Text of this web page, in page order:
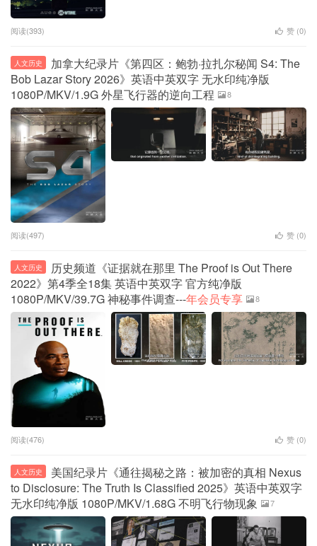
阅读(393) 赞 (0)
人文历史
加拿大纪录片《第四区：鲍勃·拉扎尔秘闻 S4: The
Bob Lazar Story 2026》英语中英双字 无水印纯净版
1080P/MKV/1.9G 外星飞行器的逆向工程
8
阅读(497) 赞 (0)
人文历史
历史频道《证据就在那里 The Proof is Out There
2022》第4季全18集 英语中英双字 官方纯净版
1080P/MKV/39.7G 神秘事件调查---年会员专享 8
阅读(476) 赞 (0)
人文历史
美国纪录片《通往揭秘之路：被加密的真相 Nexus
to Disclosure: The Truth Is Classified 2025》英语中英双字
无水印纯净版 1080P/MKV/1.68G 不明飞行物现象
7